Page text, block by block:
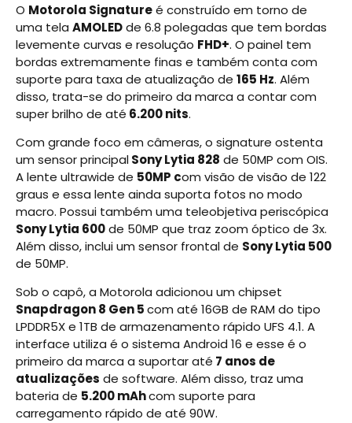
O Motorola Signatureé construído em torno de
uma tela AMOLEDde 6.8 polegadas que tem bordas
levemente curvas e resolução FHD+. O painel tem
bordas extremamente finas e também conta com
suporte para taxa de atualização de 165 Hz. Além
disso, trata-se do primeiro da marca a contar com
super brilho de até 6.200 nits.
Com grande foco em câmeras, o signature ostenta
um sensor principalSony Lytia 828 de 50MP com OIS.
A lente ultrawide de 50MP com visão de visão de 122
graus e essa lente ainda suporta fotos no modo
macro. Possui também uma teleobjetiva periscópica
Sony Lytia 600de 50MP que traz zoom óptico de 3x.
Além disso, inclui um sensor frontal de Sony Lytia 500
de 50MP.
Sob o capô, a Motorola adicionou um chipset
Snapdragon 8 Gen 5com até 16GB de RAM do tipo
LPDDR5X e 1TB de armazenamento rápido UFS 4.1. A
interface utiliza é o sistema Android 16 e esse é o
primeiro da marca a suportar até 7 anos de
atualizações de software. Além disso, traz uma
bateria de 5.200 mAhcom suporte para
carregamento rápido de até 90W.